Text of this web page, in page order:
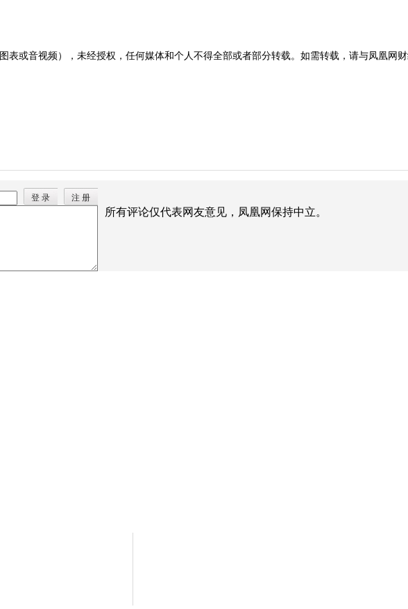
表或音视频），未经授权，任何媒体和个人不得全部或者部分转载。如需转载，请与凤凰网
登 录 注 册
所有评论仅代表网友意见，凤凰网保持中立。